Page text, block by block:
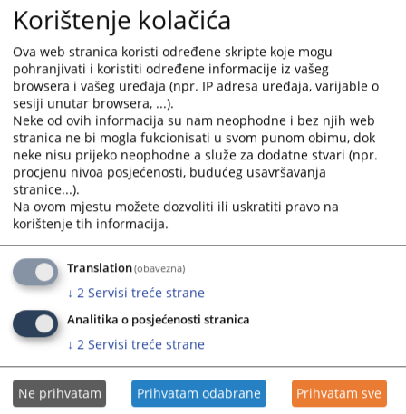
with
the
calendar
and
select
a
date.
Press
the
question
mark
key
to
get
keyboard
shortcuts
for
changing
dates.
with
the
calendar
and
select
a
date.
Press
the
question
mark
key
to
get
the
keyboard
shortcuts
for
changing
dates.
Izvješće o radu Tužiteljstva HNŽ za 2024. godinu
19.02.2024.
Izvješće o radu Tužiteljstva HNŽ za 2023. godinu
17.02.2023.
Izvješće o radu Tužiteljstva HNŽ za 2022. godinu
18.02.2022.
Izvješće o radu Tužiteljstva HNŽ za 2021. godinu
15.02.2021.
Izvješće o radu Tužiteljstva HNŽ za 2020. god
Korištenje kolačića
Ova web stranica koristi određene skripte koje mogu
pohranjivati i koristiti određene informacije iz vašeg
browsera i vašeg uređaja (npr. IP adresa uređaja, varijable o
sesiji unutar browsera, ...).
Neke od ovih informacija su nam neophodne i bez njih web
stranica ne bi mogla fukcionisati u svom punom obimu, dok
neke nisu prijeko neophodne a služe za dodatne stvari (npr.
procjenu nivoa posjećenosti, budućeg usavršavanja
stranice...).
Na ovom mjestu možete dozvoliti ili uskratiti pravo na
korištenje tih informacija.
Translation(obavezna)
↓ 2 Servisi treće strane
Analitika o posjećenosti stranica
↓ 2 Servisi treće strane
Ne prihvatam Prihvatam odabrane Prihvatam sve